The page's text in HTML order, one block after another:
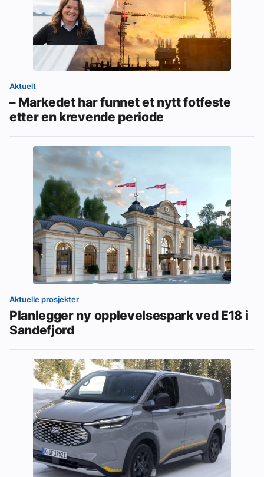
Aktuelt
– Markedet har funnet et nytt fotfeste
etter en krevende periode
Aktuelle prosjekter
Planlegger ny opplevelsespark ved E18 i
Sandefjord